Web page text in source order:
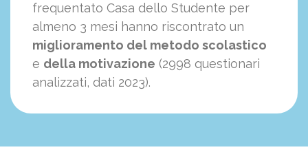
frequentato Casa dello Studente per
almeno 3 mesi hanno riscontrato un
miglioramento del metodo scolastico
e della motivazione (2998 questionari
analizzati, dati 2023).